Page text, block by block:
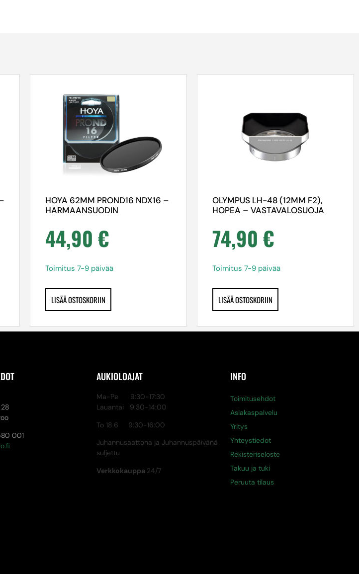
HOYA 62MM PROND16 NDX16 –
HARMAANSUODIN
44,90 €
Toimitus 7-9 päivää
LISÄÄ OSTOSKORIIN
OLYMPUS LH-48 (12MM F2),
HOPEA – VASTAVALOSUOJA
74,90 €
Toimitus 7-9 päivää
LISÄÄ OSTOSKORIIN
001
AUKIOLOAJAT
Ma-Pe 9:30-17:30
Lauantai 9:30-14:00
To 18.6 9:30-16:00
Juhannusaattona ja Juhannuspäivänä
suljettu
Verkkokauppa 24/7
INFO
Toimitusehdot
Asiakaspalvelu
Yritys
Yhteystiedot
Rekisteriseloste
Takuu ja tuki
Peruuta tilaus